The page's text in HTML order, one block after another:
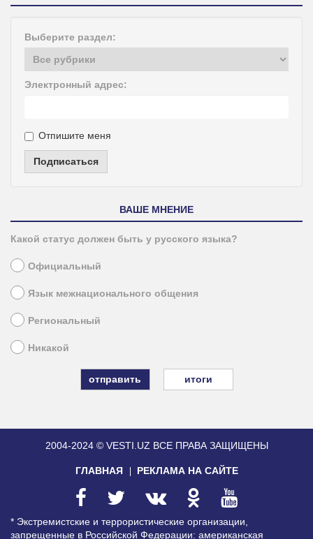
Выберите раздел:
Электронный адрес:
Отпишите меня
Подписаться
ВАШЕ МНЕНИЕ
Какой статус должен быть у русского языка?
Официальный
Язык межнационального общения
Региональный
Никакой
итоги
2004-2024 © VESTI.UZ ВСЕ ПРАВА ЗАЩИЩЕНЫ
ГЛАВНАЯ РЕКЛАМА НА САЙТЕ
* Экстремистские и террористические организации,
запрещенные в Российской Федерации: американская